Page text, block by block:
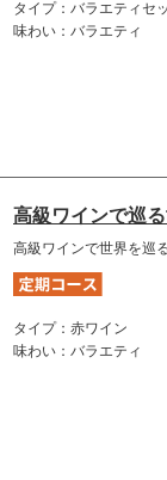
タイプ：バラエティセ
味わい：バラエティ
高級ワインで巡
高級ワインで世界を巡
タイプ：赤ワイン
味わい：バラエティ